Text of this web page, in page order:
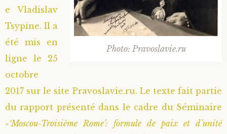
Photo: Pravoslavie.ru
e Vladislav
Tsypine. Il a
été mis en
ligne le 25
octobre
2017 sur le site Pravoslavie.ru. Le texte fait partie
du rapport présenté dans le cadre du Séminaire
«‘Moscou-Troisième Rome’: formule de paix et d’unité